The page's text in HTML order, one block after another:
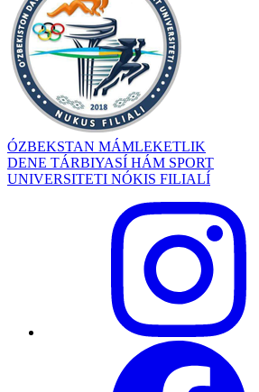
ÓZBEKSTAN MÁMLEKETLIK
DENE TÁRBIYASÍ HÁM SPORT
UNIVERSITETI NÓKIS FILIALÍ